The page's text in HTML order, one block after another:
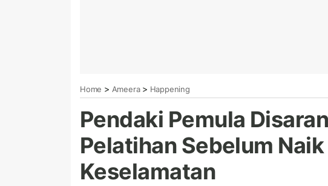
Home > Ameera> Happening
Pendaki Pemula
Pelatihan Sebelum
Keselamatan